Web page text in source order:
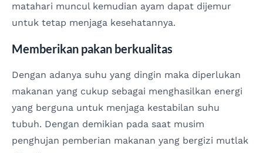
matahari muncul kemudian ayam dapat dijemur
untuk tetap menjaga kesehatannya.
Memberikan pakan berkualitas
Dengan adanya suhu yang dingin maka diperlukan
makanan yang cukup sebagai menghasilkan energi
yang berguna untuk menjaga kestabilan suhu
tubuh. Dengan demikian pada saat musim
penghujan pemberian makanan yang bergizi mutlak